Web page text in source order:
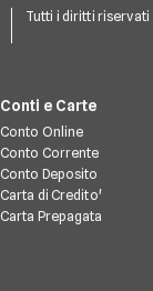
Tutti i diritti riservati
Conti e Carte
Conto Online
Conto Corrente
Conto Deposito
Carta di Credito'
Carta Prepagata